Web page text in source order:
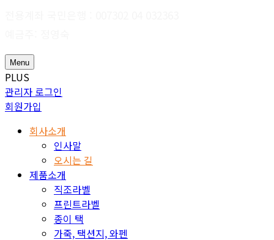
Menu
PLUS
관리자 로그인
회원가입
회사소개
인사말
오시는 길
제품소개
직조라벨
프린트라벨
종이 택
가죽, 택션지, 와펜